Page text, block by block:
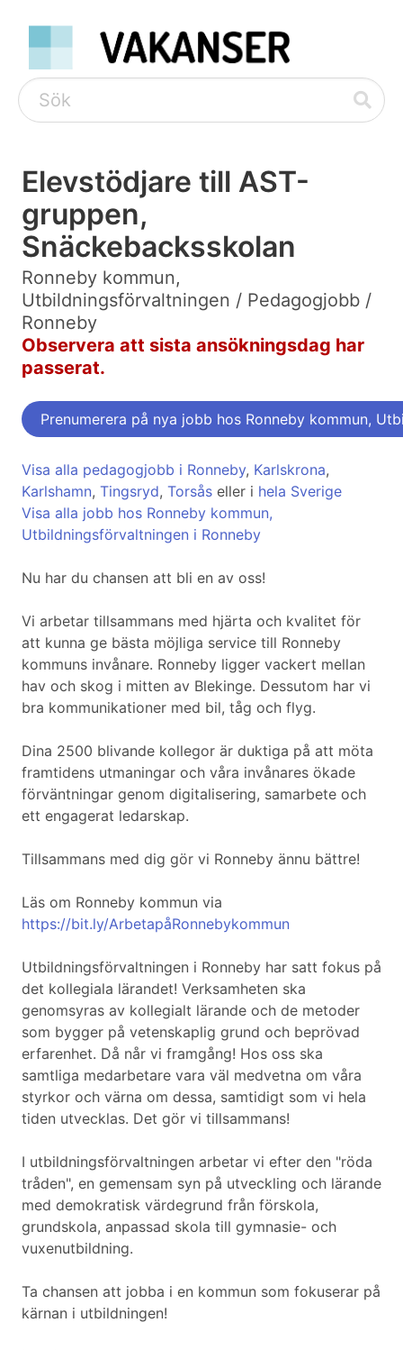
Elevstödjare till AST-
gruppen,
Snäckebacksskolan
Ronneby kommun,
Utbildningsförvaltningen / Pedagogjobb /
Ronneby
Observera att sista ansökningsdag har
passerat.
Prenumerera på nya jobb hos Ronneby kommun,
Visa alla pedagogjobb i Ronneby, Karlskrona,
Karlshamn, Tingsryd, Torsås eller i hela Sverige
Visa alla jobb hos Ronneby kommun,
Utbildningsförvaltningen i Ronneby
Nu har du chansen att bli en av oss!
Vi arbetar tillsammans med hjärta och kvalitet för
att kunna ge bästa möjliga service till Ronneby
kommuns invånare. Ronneby ligger vackert mellan
hav och skog i mitten av Blekinge. Dessutom har vi
bra kommunikationer med bil, tåg och flyg.
Dina 2500 blivande kollegor är duktiga på att möta
framtidens utmaningar och våra invånares ökade
förväntningar genom digitalisering, samarbete och
ett engagerat ledarskap.
Tillsammans med dig gör vi Ronneby ännu bättre!
Läs om Ronneby kommun via
https://bit.ly/ArbetapåRonnebykommun
Utbildningsförvaltningen i Ronneby har satt fokus på
det kollegiala lärandet! Verksamheten ska
genomsyras av kollegialt lärande och de metoder
som bygger på vetenskaplig grund och beprövad
erfarenhet. Då når vi framgång! Hos oss ska
samtliga medarbetare vara väl medvetna om våra
styrkor och värna om dessa, samtidigt som vi hela
tiden utvecklas. Det gör vi tillsammans!
I utbildningsförvaltningen arbetar vi efter den "röda
tråden", en gemensam syn på utveckling och lärande
med demokratisk värdegrund från förskola,
grundskola, anpassad skola till gymnasie- och
vuxenutbildning.
Ta chansen att jobba i en kommun som fokuserar på
kärnan i utbildningen!